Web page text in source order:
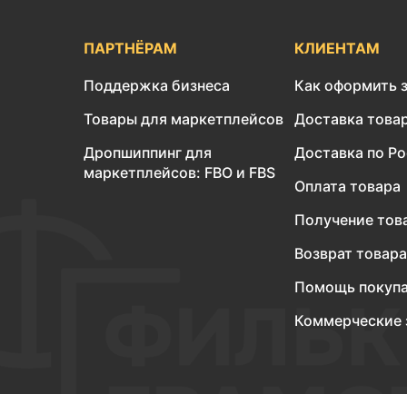
ПАРТНЁРАМ
Поддержка бизнеса
Товары для маркетплейсов
Дропшиппинг для
маркетплейсов: FBO и FBS
КЛИЕНТАМ
Как оформить
Доставка
Доставка по
Оплата товара
Получение
Возврат товара
Помощь
Коммерческие